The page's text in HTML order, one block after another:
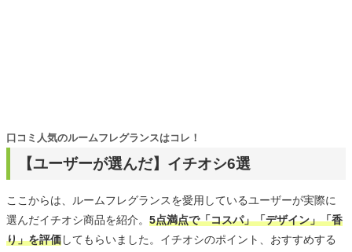
【ユーザーが選んだ】イチオシ6選
口コミ人気のルームフレグランスはコレ！
ここからは、ルームフレグランスを愛用しているユーザーが実際に
選んだイチオシ商品を紹介。 5点満点で「コスパ」「デザイン」「香
り」を評価してもらいました。イチオシのポイント、おすすめする